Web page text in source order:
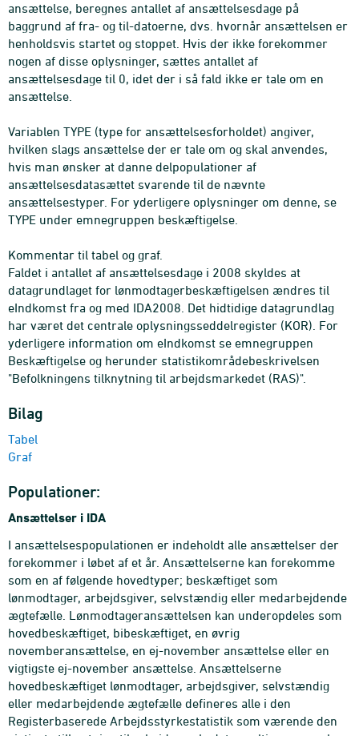
ansættelse, beregnes antallet af ansættelsesdage på
baggrund af fra- og til-datoerne, dvs. hvornår ansættelsen er
henholdsvis startet og stoppet. Hvis der ikke forekommer
nogen af disse oplysninger, sættes antallet af
ansættelsesdage til 0, idet der i så fald ikke er tale om en
ansættelse.
Variablen TYPE (type for ansættelsesforholdet) angiver,
hvilken slags ansættelse der er tale om og skal anvendes,
hvis man ønsker at danne delpopulationer af
ansættelsesdatasættet svarende til de nævnte
ansættelsestyper. For yderligere oplysninger om denne, se
TYPE under emnegruppen beskæftigelse.
Kommentar til tabel og graf.
Faldet i antallet af ansættelsesdage i 2008 skyldes at
datagrundlaget for lønmodtagerbeskæftigelsen ændres til
eIndkomst fra og med IDA2008. Det hidtidige datagrundlag
har været det centrale oplysningsseddelregister (KOR). For
yderligere information om eIndkomst se emnegruppen
Beskæftigelse og herunder statistikområdebeskrivelsen
"Befolkningens tilknytning til arbejdsmarkedet (RAS)".
Bilag
Tabel
Graf
Populationer:
Ansættelser i IDA
I ansættelsespopulationen er indeholdt alle ansættelser der
forekommer i løbet af et år. Ansættelserne kan forekomme
som en af følgende hovedtyper; beskæftiget som
lønmodtager, arbejdsgiver, selvstændig eller medarbejdende
ægtefælle. Lønmodtageransættelsen kan underopdeles som
hovedbeskæftiget, bibeskæftiget, en øvrig
novemberansættelse, en ej-november ansættelse eller en
vigtigste ej-november ansættelse. Ansættelserne
hovedbeskæftiget lønmodtager, arbejdsgiver, selvstændig
eller medarbejdende ægtefælle defineres alle i den
Registerbaserede Arbejdsstyrkestatistik som værende den